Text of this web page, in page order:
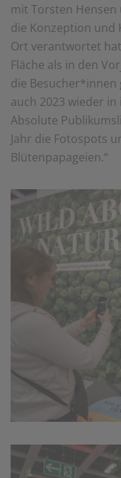
mit Torsten Hensen
die Konzeption und
Ort verantwortet
Fläche als in den
die Besucher*innen
auch 2023 wieder
Absolute
Jahr die Fotospots
Blütenpapageien.“